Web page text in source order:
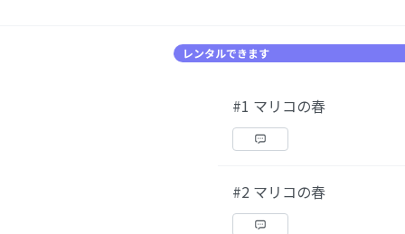
レンタルできます
#1 マリコの春
#2 マリコの春